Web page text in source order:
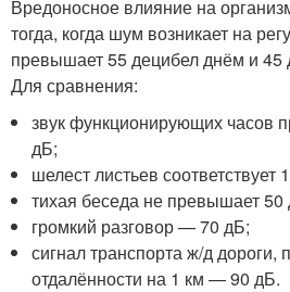
Вредоносное влияние на
тогда, когда шум возникает на
превышает 55 децибел днём и
Для сравнения:
звук функционирующих часов
дБ;
шелест листьев соответствует
тихая беседа не превышает 50
громкий разговор — 70 дБ;
сигнал транспорта ж/д дороги,
отдалённости на 1 км — 90 дБ.